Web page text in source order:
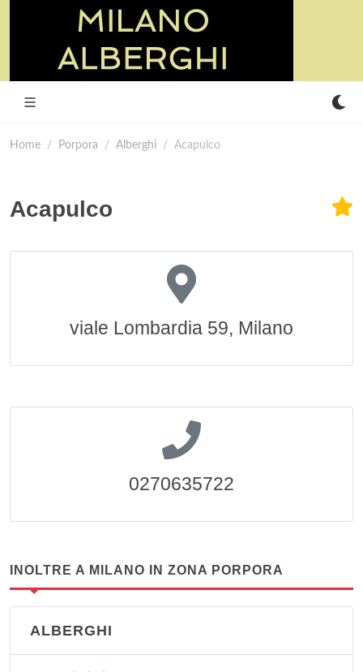
Home Porpora Alberghi Acapulco
Acapulco
viale Lombardia 59, Milano
0270635722
INOLTRE A MILANO IN ZONA PORPORA
ALBERGHI